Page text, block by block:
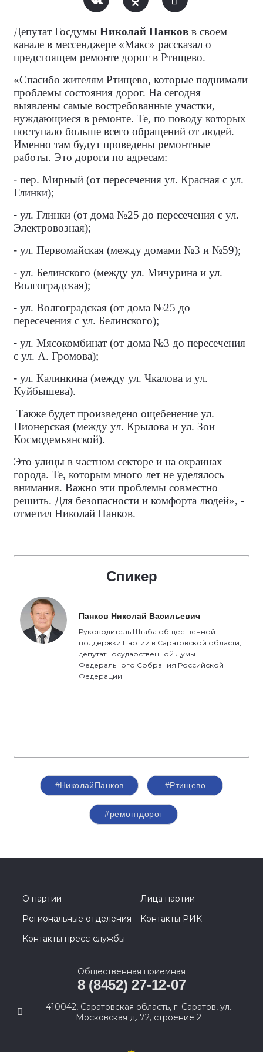
Депутат Госдумы Николай Панков в своем
канале в мессенджере «Макс» рассказал о
предстоящем ремонте дорог в Ртищево.
«Спасибо жителям Ртищево, которые поднимали
проблемы состояния дорог. На сегодня
выявлены самые востребованные участки,
нуждающиеся в ремонте. Те, по поводу которых
поступало больше всего обращений от людей.
Именно там будут проведены ремонтные
работы. Это дороги по адресам:
- пер. Мирный (от пересечения ул. Красная с ул.
Глинки);
- ул. Глинки (от дома №25 до пересечения с ул.
Электровозная);
- ул. Первомайская (между домами №3 и №59);
- ул. Белинского (между ул. Мичурина и ул.
Волгоградская);
- ул. Волгоградская (от дома №25 до
пересечения с ул. Белинского);
- ул. Мясокомбинат (от дома №3 до пересечения
с ул. А. Громова);
- ул. Калинкина (между ул. Чкалова и ул.
Куйбышева).
Также будет произведено ощебенение ул.
Пионерская (между ул. Крылова и ул. Зои
Космодемьянской).
Это улицы в частном секторе и на окраинах
города. Те, которым много лет не уделялось
внимания. Важно эти проблемы совместно
решить. Для безопасности и комфорта людей», -
отметил Николай Панков.
Спикер
Панков Николай Васильевич
Руководитель Штаба общественной
поддержки Партии в Саратовской области,
депутат Государственной Думы
Федерального Собрания Российской
Федерации
#НиколайПанков #Ртищево
#ремонтдорог
О партии
Лица партии
Региональные отделения
Контакты РИК
Контакты пресс-службы
Общественная приемная
8 (8452) 27-12-07
410042, Саратовская область, г. Саратов, ул.
Московская д. 72, строение 2